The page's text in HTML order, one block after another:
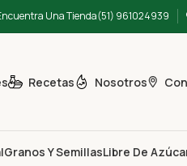
Una Tienda(51) 961024939
Recetas Nosotros
Granos Y SemillasLibre De